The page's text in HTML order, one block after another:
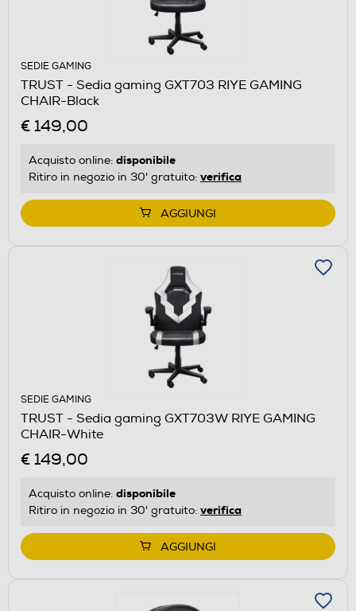
SEDIE GAMING
TRUST - Sedia gaming GXT703 RIYE GAMING
CHAIR-Black
€ 149,00
Acquisto online: disponibile
Ritiro in negozio in 30' gratuito: verifica
AGGIUNGI
SEDIE GAMING
TRUST - Sedia gaming GXT703W RIYE GAMING
CHAIR-White
€ 149,00
Acquisto online: disponibile
Ritiro in negozio in 30' gratuito: verifica
AGGIUNGI